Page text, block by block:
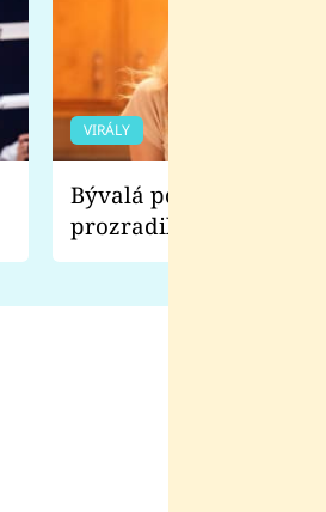
VIRÁLY
Bývalá pornoherečka
prozradila, co ji
natáčení Euforie.